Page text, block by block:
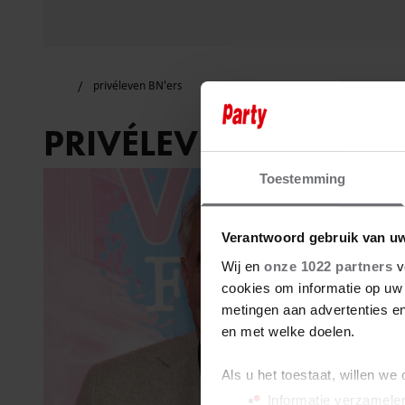
Toestemming
Verantwoord gebruik van
Wij en onze 1022 partners
cookies om informatie op
metingen aan advertenties
en met welke doelen.
Als u het toestaat, willen we
Informatie
privéleven BN'ers
PRIVÉLEVEN BN’ERS